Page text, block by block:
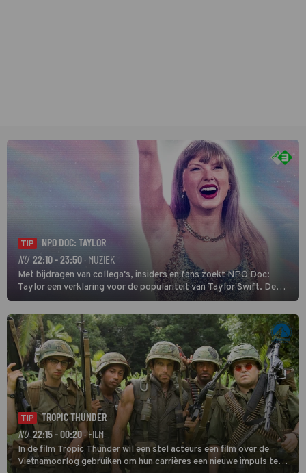
TIP
NPO DOC: TAYLOR
NU 22:10 - 23:50 · MUZIEK
Met bijdragen van collega's, insiders en fans zoekt NPO Doc:
Taylor een verklaring voor de populariteit van Taylor Swift. De
singer-songwriter is een van de succesvolste sterren van onze tijd
en een inspiratie voor velen. (HH)
TIP
TROPIC THUNDER
NU 22:15 - 00:20· FILM
In de film Tropic Thunder wil een stel acteurs een film over de
Vietnamoorlog gebruiken om hun carrières een nieuwe impuls te